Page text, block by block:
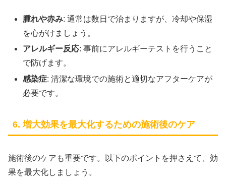
腫れや赤み: 通常は数日で治まりますが、冷却や保湿
を心がけましょう。
アレルギー反応: 事前にアレルギーテストを行うこと
で防げます。
感染症: 清潔な環境での施術と適切なアフターケアが
必要です。
6. 増大効果を最大化するための施術後のケア
施術後のケアも重要です。以下のポイントを押さえて、効
果を最大化しましょう。